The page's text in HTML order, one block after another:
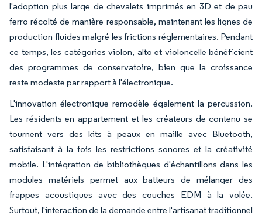
l'adoption plus large de chevalets imprimés en 3D et de pau
ferro récolté de manière responsable, maintenant les lignes de
production fluides malgré les frictions réglementaires. Pendant
ce temps, les catégories violon, alto et violoncelle bénéficient
des programmes de conservatoire, bien que la croissance
reste modeste par rapport à l'électronique.
L'innovation électronique remodèle également la percussion.
Les résidents en appartement et les créateurs de contenu se
tournent vers des kits à peaux en maille avec Bluetooth,
satisfaisant à la fois les restrictions sonores et la créativité
mobile. L'intégration de bibliothèques d'échantillons dans les
modules matériels permet aux batteurs de mélanger des
frappes acoustiques avec des couches EDM à la volée.
Surtout, l'interaction de la demande entre l'artisanat traditionnel